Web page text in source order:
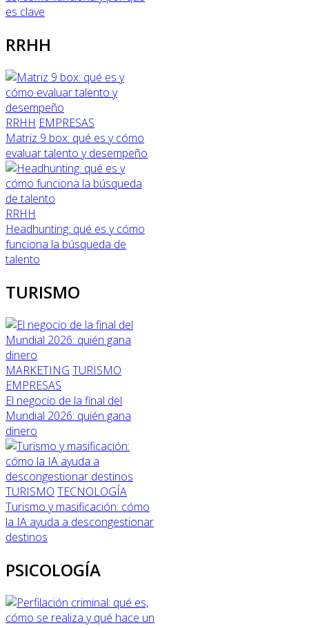
es clave
RRHH
RRHH EMPRESAS
Matriz 9 box: qué es y cómo
evaluar talento y desempeño
RRHH
Headhunting: qué es y cómo
funciona la búsqueda de
talento
TURISMO
MARKETING TURISMO
EMPRESAS
El negocio de la final del
Mundial 2026: quién gana
dinero
TURISMO TECNOLOGÍA
Turismo y masificación: cómo
la IA ayuda a descongestionar
destinos
PSICOLOGÍA